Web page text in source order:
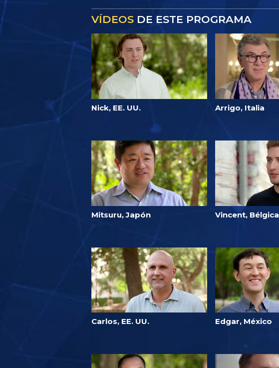
VÍDEOS DE ESTE PROGRAMA
Nick, EE. UU. Arrigo, Italia
Mitsuru, Japón Vincent, Bélgica
Carlos, EE. UU. Edgar, México